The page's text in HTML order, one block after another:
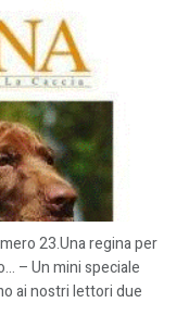
23.Una regina per
– Un mini speciale
ai nostri lettori due